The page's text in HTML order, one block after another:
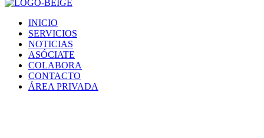
INICIO
SERVICIOS
NOTICIAS
ASÓCIATE
COLABORA
CONTACTO
ÁREA PRIVADA